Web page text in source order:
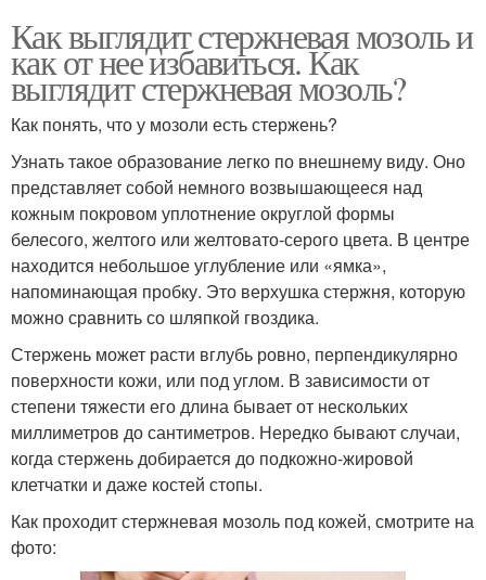
Как выглядит стержневая мозоль и
как от нее избавиться. Как
выглядит стержневая мозоль?
Как понять, что у мозоли есть стержень?
Узнать такое образование легко по внешнему виду. Оно
представляет собой немного возвышающееся над
кожным покровом уплотнение округлой формы
белесого, желтого или желтовато-серого цвета. В центре
находится небольшое углубление или «ямка»,
напоминающая пробку. Это верхушка стержня, которую
можно сравнить со шляпкой гвоздика.
Стержень может расти вглубь ровно, перпендикулярно
поверхности кожи, или под углом. В зависимости от
степени тяжести его длина бывает от нескольких
миллиметров до сантиметров. Нередко бывают случаи,
когда стержень добирается до подкожно-жировой
клетчатки и даже костей стопы.
Как проходит стержневая мозоль под кожей, смотрите на
фото: